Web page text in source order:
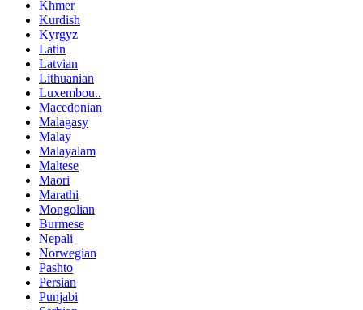
Khmer
Kurdish
Kyrgyz
Latin
Latvian
Lithuanian
Luxembou..
Macedonian
Malagasy
Malay
Malayalam
Maltese
Maori
Marathi
Mongolian
Burmese
Nepali
Norwegian
Pashto
Persian
Punjabi